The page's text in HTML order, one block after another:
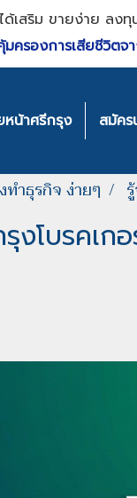
เสริม ขายง่าย ลงทุ
มครองการเสียชีวิตจ
หน้าศรีกรุง สมัค
ทำธุรกิจ ง่ายๆ
งโบรคเก